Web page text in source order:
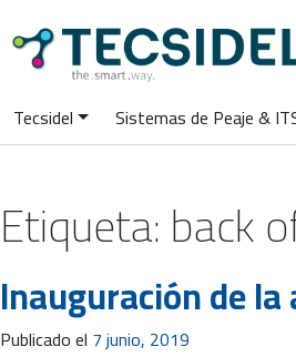
Tecsidel Sistemas de Peaje &
Etiqueta:back
Inauguración de
Publicado el 7 junio, 2019